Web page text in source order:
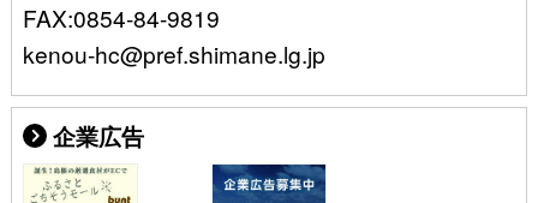
FAX:0854-84-9819
kenou-hc@pref.shimane.lg.jp
企業広告